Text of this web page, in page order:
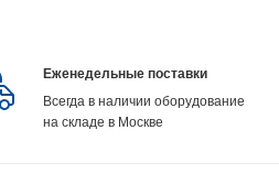
Еженедельные поставки
Всегда в наличии оборудование
на складе в Москве